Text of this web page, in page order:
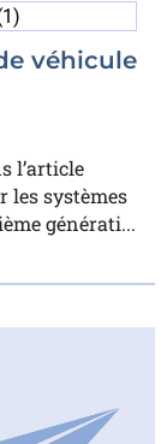
véhicule
l’article
les systèmes
générati...